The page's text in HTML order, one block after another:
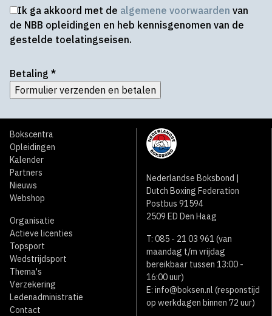
Ik ga akkoord met de algemene voorwaarden van
de NBB opleidingen en heb kennisgenomen van de
gestelde toelatingseisen.
Betaling *
Formulier verzenden en betalen
Bokscentra
Opleidingen
Kalender
Partners
Nieuws
Webshop
Organisatie
Actieve licenties
Topsport
Wedstrijdsport
Thema's
Verzekering
Ledenadministratie
Contact
Nederlandse Boksbond |
Dutch Boxing Federation
Postbus 91594
2509 ED Den Haag
T: 085 - 21 03 961 (van
maandag t/m vrijdag
bereikbaar tussen 13:00 -
16:00 uur)
E: info@boksen.nl (responstijd
op werkdagen binnen 72 uur)